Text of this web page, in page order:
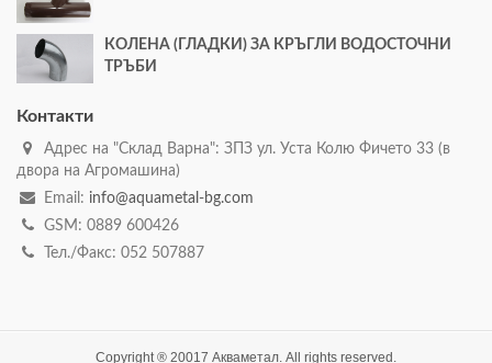
КОЛЕНА (ГЛАДКИ) ЗА КРЪГЛИ ВОДОСТОЧНИ
ТРЪБИ
Контакти
Адрес на "Склад Варна": ЗПЗ ул. Уста Колю Фичето 33 (в
двора на Агромашина)
Email: info@aquametal-bg.com
GSM: 0889 600426
Тел./Факс: 052 507887
Copyright ® 20017 Акваметал. All rights reserved.